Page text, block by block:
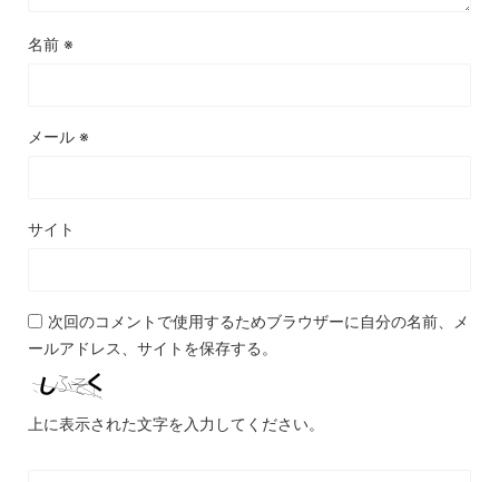
名前 ※
メール ※
サイト
次回のコメントで使用するためブラウザーに自分の名前、メ
ールアドレス、サイトを保存する。
上に表示された文字を入力してください。